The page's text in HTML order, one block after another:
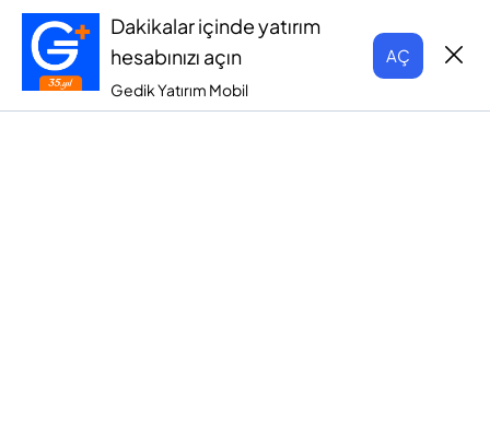
Dakikalar içinde yatırım
hesabınızı açın
Gedik Yatırım Mobil
AÇ